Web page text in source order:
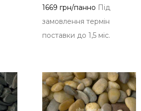
1669 грн/панно Під
замовлення термін
поставки до 1,5 міс.